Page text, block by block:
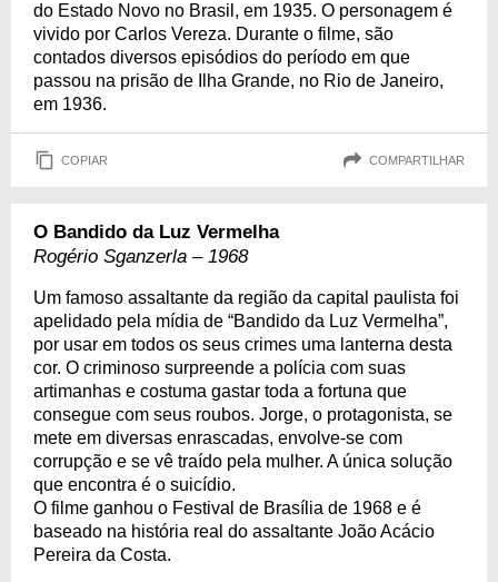
do Estado Novo no Brasil, em 1935. O personagem é
vivido por Carlos Vereza. Durante o filme, são
contados diversos episódios do período em que
passou na prisão de Ilha Grande, no Rio de Janeiro,
em 1936.
COPIAR COMPARTILHAR
O Bandido da Luz Vermelha
Rogério Sganzerla – 1968
Um famoso assaltante da região da capital paulista foi
apelidado pela mídia de “Bandido da Luz Vermelha”,
por usar em todos os seus crimes uma lanterna desta
cor. O criminoso surpreende a polícia com suas
artimanhas e costuma gastar toda a fortuna que
consegue com seus roubos. Jorge, o protagonista, se
mete em diversas enrascadas, envolve-se com
corrupção e se vê traído pela mulher. A única solução
que encontra é o suicídio.
O filme ganhou o Festival de Brasília de 1968 e é
baseado na história real do assaltante João Acácio
Pereira da Costa.